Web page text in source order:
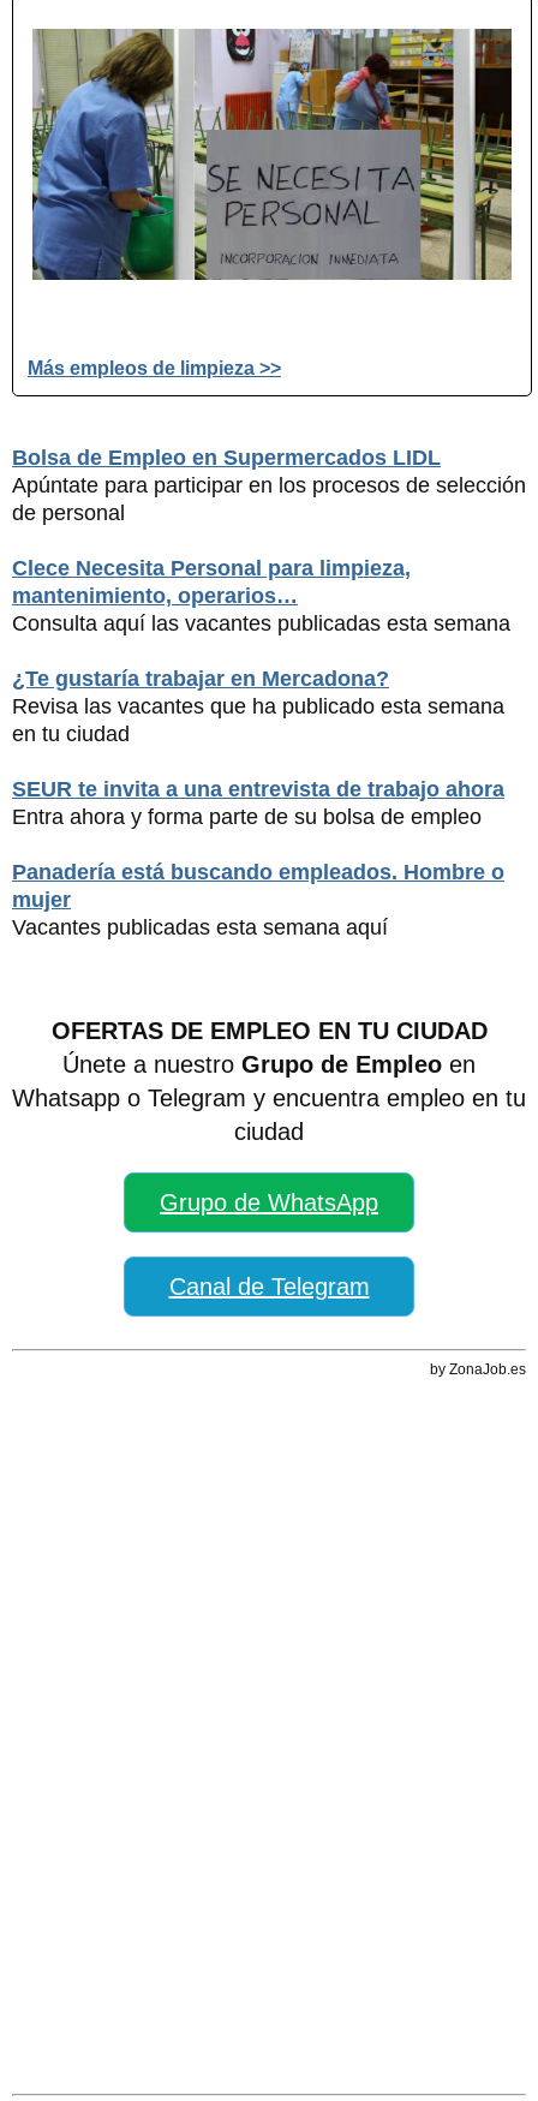
Más empleos de limpieza >>
Bolsa de Empleo en Supermercados LIDL
Apúntate para participar en los procesos de selección
de personal
Clece Necesita Personal para limpieza,
mantenimiento, operarios…
Consulta aquí las vacantes publicadas esta semana
¿Te gustaría trabajar en Mercadona?
Revisa las vacantes que ha publicado esta semana
en tu ciudad
SEUR te invita a una entrevista de trabajo ahora
Entra ahora y forma parte de su bolsa de empleo
Panadería está buscando empleados. Hombre o
mujer
Vacantes publicadas esta semana aquí
OFERTAS DE EMPLEO EN TU CIUDAD
Únete a nuestro Grupo de Empleo en
Whatsapp o Telegram y encuentra empleo en tu
ciudad
Grupo de WhatsApp
Canal de Telegram
by ZonaJob.es